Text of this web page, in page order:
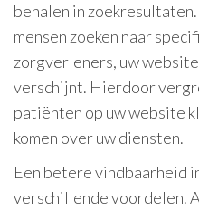
behalen in
mensen zoeken naar
zorgverleners, uw
verschijnt. Hierdoor
patiënten op uw website
komen over uw diensten.
Een betere vindbaarheid
verschillende voordelen.